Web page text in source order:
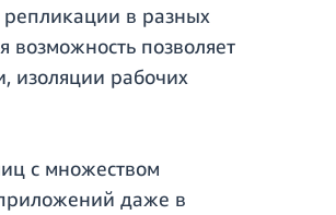
репликации в разных
позволяет
изоляции рабочих
с множеством
приложений даже в